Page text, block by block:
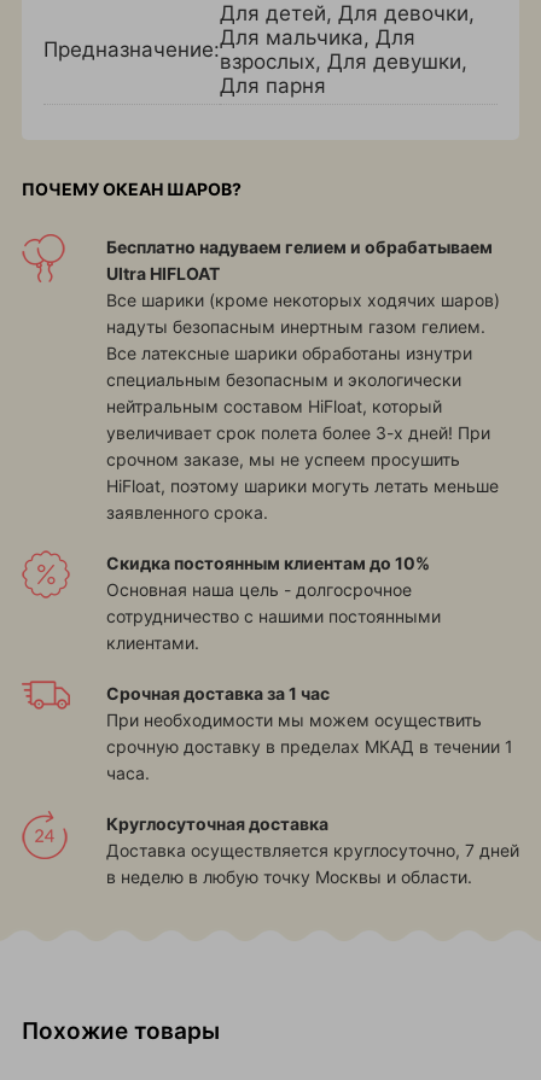
Предназначение:
Для детей, Для девочки,
Для мальчика, Для
взрослых, Для девушки,
Для парня
ПОЧЕМУ ОКЕАН ШАРОВ?
Бесплатно надуваем гелием и обрабатываем
Ultra HIFLOAT
Все шарики (кроме некоторых ходячих шаров)
надуты безопасным инертным газом гелием.
Все латексные шарики обработаны изнутри
специальным безопасным и экологически
нейтральным составом HiFloat, который
увеличивает срок полета более 3-х дней! При
срочном заказе, мы не успеем просушить
HiFloat, поэтому шарики могуть летать меньше
заявленного срока.
Скидка постоянным клиентам до 10%
Основная наша цель - долгосрочное
сотрудничество с нашими постоянными
клиентами.
Срочная доставка за 1 час
При необходимости мы можем осуществить
срочную доставку в пределах МКАД в течении 1
часа.
Круглосуточная доставка
Доставка осуществляется круглосуточно, 7 дней
в неделю в любую точку Москвы и области.
Похожие товары